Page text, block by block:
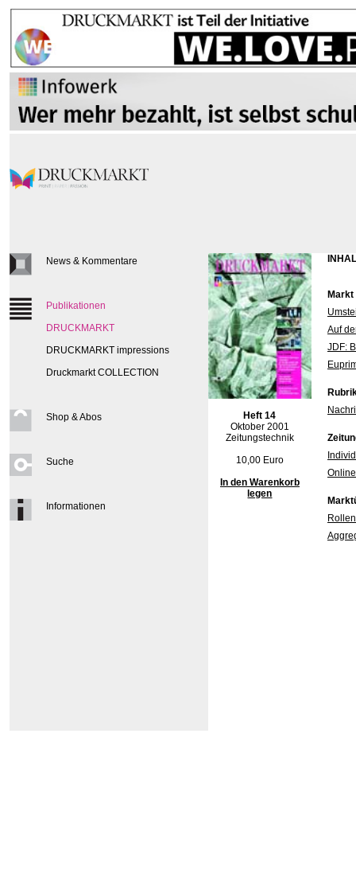
News & Kommentare
Publikationen
DRUCKMARKT
DRUCKMARKT impressions
Druckmarkt COLLECTION
Shop & Abos
Suche
Informationen
Heft 14
Oktober 2001
Zeitungstechnik
10,00 Euro
In den Warenkorb
legen
Markt
Auf
JDF: